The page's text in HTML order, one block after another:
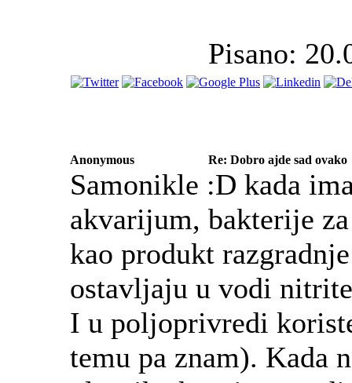
Pisano:
Anonymous Re: Dobro ajde sad ovako
Samonikle :D kada
akvarijum, bakterije
kao produkt
ostavljaju u vodi
I u poljoprivredi
temu pa znam). Kada